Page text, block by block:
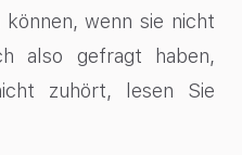
wenn sie nicht
also gefragt haben,
zuhört, lesen Sie